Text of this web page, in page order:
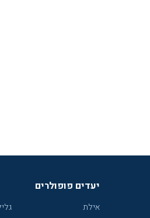
יעדים פופולרים
אילת